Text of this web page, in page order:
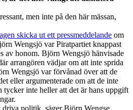
men inte på den här mässan,
skicka ut ett pressmeddelande om
Wengsjö var Piratpartiet knappast
av honom. Björn Wengsjö hänvisade
arrangören vädjar om att inte sprida
Wengsjö var förvånad över att de
eller argumenterade om att de inte
tycker inte heller att det är hans uppgift
driva politik, säger Björn Wengse.